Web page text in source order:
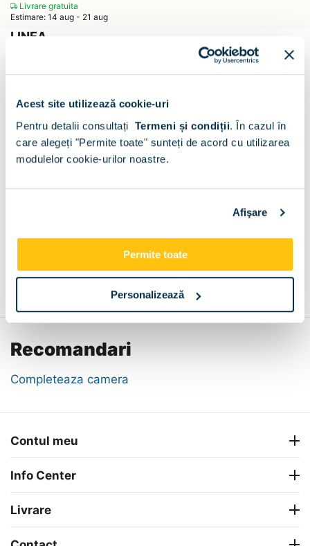
Acest site utilizează cookie-uri
Pentru detalii consultați Termeni și condiții. În cazul în
care alegeți "Permite toate" sunteți de acord cu utilizarea
modulelor cookie-urilor noastre.
Afişare
Permite toate
Personalizează
Livrare gratuita
Estimare: 14 aug - 21 aug
LINEA
(0) Scrie un comentariu
CONFIGURATOR
Decor : Oak
Descriere Metode de plata Livrare Recenzii
Recomandari
Completeaza camera
Contul meu
Info Center
Livrare